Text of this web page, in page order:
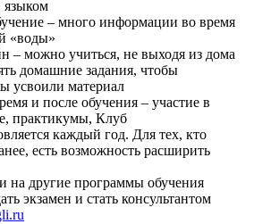
языком
– много информации во время
«воды»
– можно учиться, не выходя из дома
домашние задания, чтобы
усвоили материал
и после обучения – участие в
практикумы, Клуб
каждый год. Для тех, кто
есть возможность расширить
на другие программы обучения
экзамен и стать консультантом